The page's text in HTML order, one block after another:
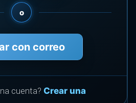
o
con correo
cuenta? Crear una